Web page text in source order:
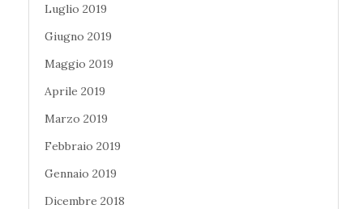
Luglio 2019
Giugno 2019
Maggio 2019
Aprile 2019
Marzo 2019
Febbraio 2019
Gennaio 2019
Dicembre 2018